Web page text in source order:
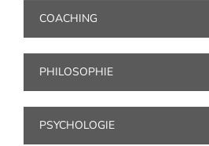
COACHING
PHILOSOPHIE
PSYCHOLOGIE